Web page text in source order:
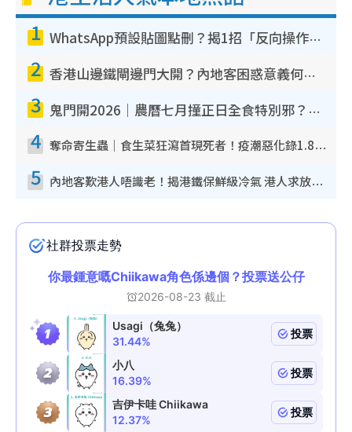
1 WhatsApp預設貼圖點刪？揭1招「反向操作」還原簡潔介面 附3步實測教學
2 香港山邊鐵閘邊門大開？內地客困惑意義何在！網民神回覆：呢種叫法理性防禦
3 鬼門開2026｜農曆七月撞正日全食特別邪？專家警告切忌做一事！揭4大禁忌+2招保平安
4 奪命寄生蟲｜食生菜狂瀉首現死者！疫潮惡化錄1.8萬宗病例 揭洗菜3大謬誤
5 內地客歎港人唔識老！揭港鐵保鮮級冷氣 港人求放過：咪投訴